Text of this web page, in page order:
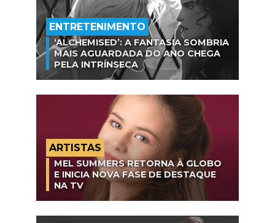
ENTRETENIMENTO
‘ALCHEMISED’: A FANTASIA SOMBRIA
MAIS AGUARDADA DO ANO CHEGA
PELA INTRÍNSECA
ARTISTAS
MEL SUMMERS RETORNA À GLOBO
E INICIA NOVA FASE DE DESTAQUE
NA TV